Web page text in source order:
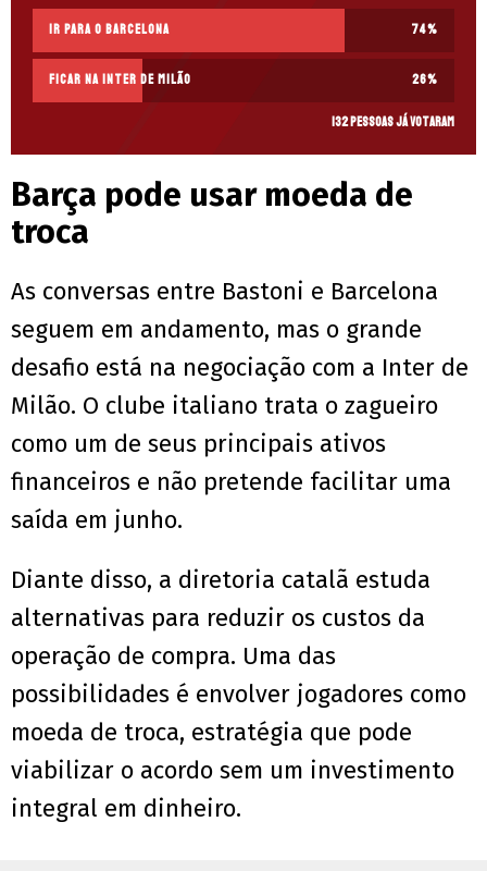
Ir para o Barcelona 74%
Ficar na Inter de Milão 26%
132 pessoas já votaram
Barça pode usar moeda de
troca
As conversas entre Bastoni e Barcelona
seguem em andamento, mas o grande
desafio está na negociação com a Inter de
Milão. O clube italiano trata o zagueiro
como um de seus principais ativos
financeiros e não pretende facilitar uma
saída em junho.
Diante disso, a diretoria catalã estuda
alternativas para reduzir os custos da
operação de compra. Uma das
possibilidades é envolver jogadores como
moeda de troca, estratégia que pode
viabilizar o acordo sem um investimento
integral em dinheiro.